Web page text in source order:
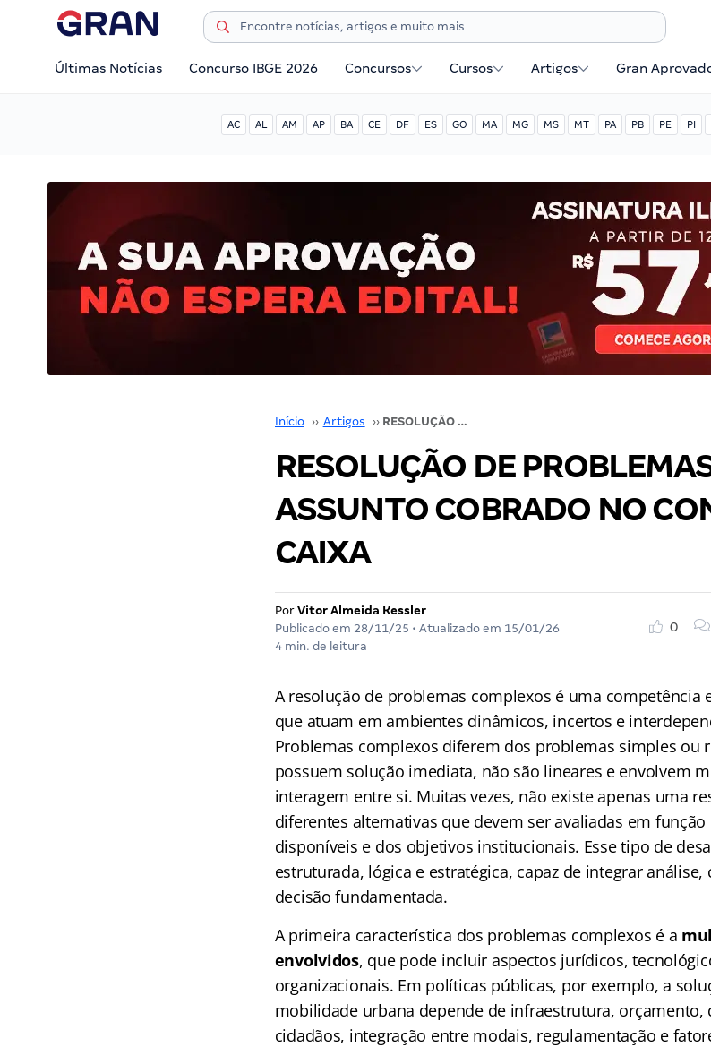
Últimas Notícias Concurso IBGE 2026 Concursos Cursos Artigos Gran
AC AL AM AP BA CE DF ES GO MA MG MS MT PA PB PE PI
Início ›› Artigos ›› RESOLUÇÃO DE PROBLEMAS COMPLEXOS, ASSUNTO COBRADO NO CONCURSO DA CAIXA
RESOLUÇÃO DE
ASSUNTO COBRADO NO
CAIXA
Por Vitor Almeida Kessler
Publicado em 28/11/25 • Atualizado em 15/01/26
4 min. de leitura
0
A resolução de problemas complexos é uma competência
que atuam em ambientes dinâmicos, incertos e
Problemas complexos diferem dos problemas simples ou
possuem solução imediata, não são lineares e envolvem
interagem entre si. Muitas vezes, não existe apenas uma
diferentes alternativas que devem ser avaliadas em
disponíveis e dos objetivos institucionais. Esse tipo de
estruturada, lógica e estratégica, capaz de integrar
decisão fundamentada.
A primeira característica dos problemas complexos é a
envolvidos, que pode incluir aspectos jurídicos,
organizacionais. Em políticas públicas, por exemplo, a
mobilidade urbana depende de infraestrutura,
cidadãos, integração entre modais, regulamentação e